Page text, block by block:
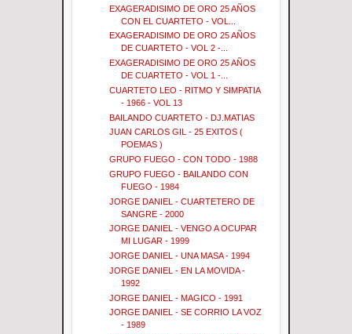
EXAGERADISIMO DE ORO 25 AÑOS
CON EL CUARTETO - VOL...
EXAGERADISIMO DE ORO 25 AÑOS
DE CUARTETO - VOL 2 -...
EXAGERADISIMO DE ORO 25 AÑOS
DE CUARTETO - VOL 1 -...
CUARTETO LEO - RITMO Y SIMPATIA
- 1966 - VOL 13
BAILANDO CUARTETO - DJ.MATIAS
JUAN CARLOS GIL - 25 EXITOS (
POEMAS )
GRUPO FUEGO - CON TODO - 1988
GRUPO FUEGO - BAILANDO CON
FUEGO - 1984
JORGE DANIEL - CUARTETERO DE
SANGRE - 2000
JORGE DANIEL - VENGO A OCUPAR
MI LUGAR - 1999
JORGE DANIEL - UNA MASA - 1994
JORGE DANIEL - EN LA MOVIDA -
1992
JORGE DANIEL - MAGICO - 1991
JORGE DANIEL - SE CORRIO LA VOZ
- 1989